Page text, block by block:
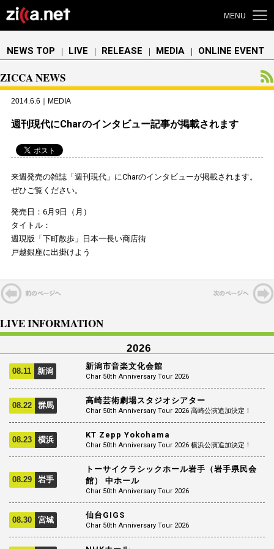
MENU
NEWS TOP ｜ LIVE ｜ RELEASE ｜ MEDIA ｜ ONLINE EVENT
ZICCA NEWS
2014.6.6｜MEDIA
週刊現代にCharのインタビュー記事が掲載されます
来週発売の雑誌「週刊現代」にCharのインタビューが掲載されます。
ぜひご覧ください。
発売日：6月9日（月）
タイトル：
週現版「下町散歩」日本一長い商店街
戸越銀座に出掛けよう
LIVE INFORMATION
2026
08.11 新潟 新潟市音楽文化会館
Char 50th Anniversary Tour 2026
08.22 群馬 高崎芸術劇場スタジオシアター
Char 50th Anniversary Tour 2026 高崎公演追加決定！
08.23 横浜 KT Zepp Yokohama
Char 50th Anniversary Tour 2026 横浜公演追加決定！
08.29 岩手
トーサイクラシックホール岩手（岩手県民会
館） 中ホール
Char 50th Anniversary Tour 2026
08.30 宮城 仙台GIGS
Char 50th Anniversary Tour 2026